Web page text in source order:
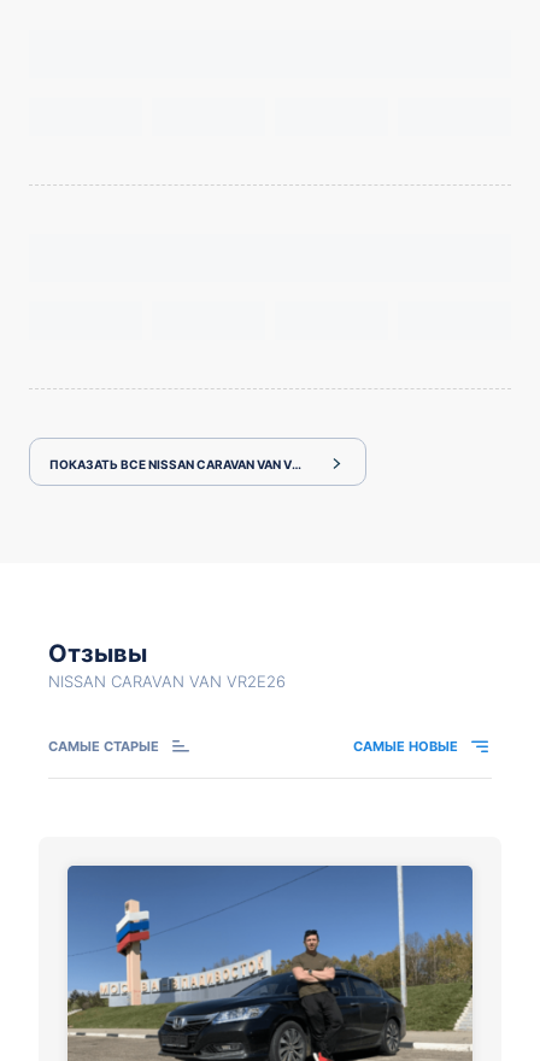
ПОКАЗАТЬ ВСЕ NISSAN CARAVAN VAN VR2E26
Отзывы
NISSAN CARAVAN VAN VR2E26
САМЫЕ СТАРЫЕ САМЫЕ НОВЫЕ